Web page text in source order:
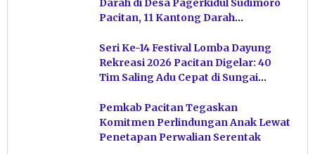
Darah di Desa Pagerkidul Sudimoro
Pacitan, 11 Kantong Darah
Seri Ke-14 Festival Lomba Dayung
Rekreasi 2026 Pacitan Digelar: 40
Tim Saling Adu Cepat di Sungai
Pemkab Pacitan Tegaskan
Komitmen Perlindungan Anak Lewat
Penetapan Perwalian Serentak